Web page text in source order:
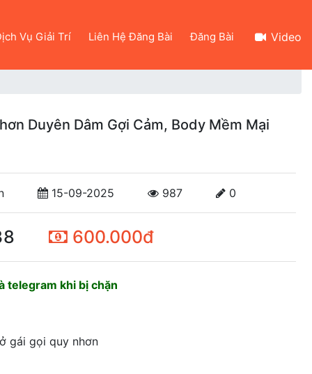
Vụ Giải Trí Liên Hệ Đăng Bài Đăng Bài Video
Duyên Dâm Gợi Cảm, Body Mềm Mại
15-09-2025 987 0
600.000đ
telegram khi bị chặn
gái gọi quy nhơn